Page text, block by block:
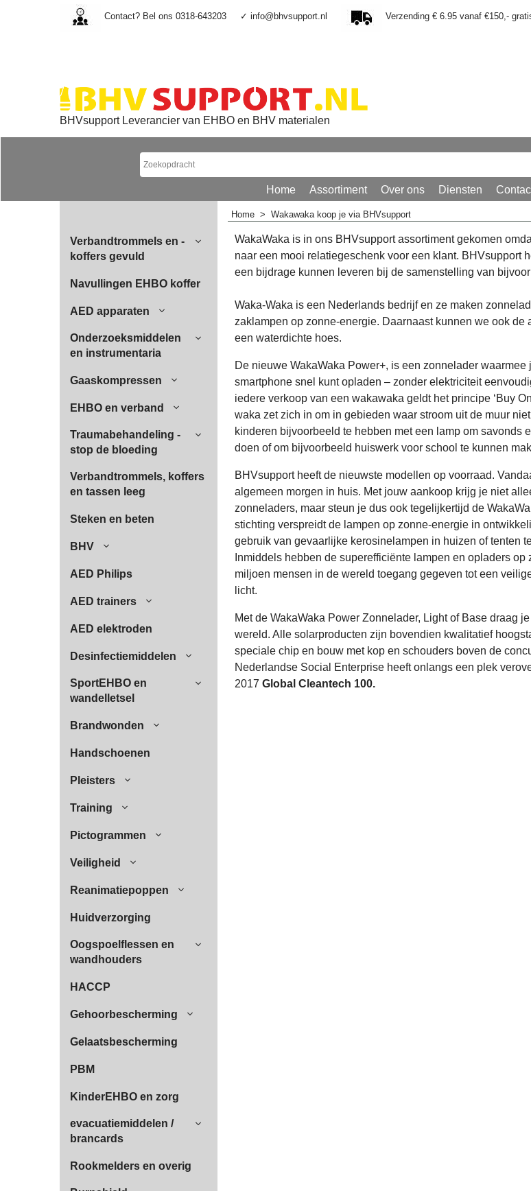
Contact? Bel ons 0318-643203 ✓ info@bhvsupport.nl Verzending € 6.95 vanaf €150,-
BHVsupport Leverancier van EHBO en BHV materialen
Home Assortiment Over ons Diensten
Verbandtrommels en -
koffers gevuld
Navullingen EHBO koffer
AED apparaten
Onderzoeksmiddelen
en instrumentaria
Gaaskompressen
EHBO en verband
Traumabehandeling -
stop de bloeding
Verbandtrommels, koffers
en tassen leeg
Steken en beten
BHV
AED Philips
AED trainers
AED elektroden
Desinfectiemiddelen
SportEHBO en
wandelletsel
Brandwonden
Handschoenen
Pleisters
Training
Pictogrammen
Veiligheid
Reanimatiepoppen
Huidverzorging
Oogspoelflessen en
wandhouders
HACCP
Gehoorbescherming
Gelaatsbescherming
PBM
KinderEHBO en zorg
evacuatiemiddelen /
brancards
Rookmelders en overig
Home > Wakawaka koop je via BHVsupport
WakaWaka is in ons BHVsupport assortiment gekomen
naar een mooi relatiegeschenk voor een klant. BHVsupport
een bijdrage kunnen leveren bij de samenstelling van
Waka-Waka is een Nederlands bedrijf en ze maken
zaklampen op zonne-energie. Daarnaast kunnen we ook de
een waterdichte hoes.
De nieuwe WakaWaka Power+, is een zonnelader waarmee
smartphone snel kunt opladen – zonder elektriciteit
iedere verkoop van een wakawaka geldt het principe ‘Buy
waka zet zich in om in gebieden waar stroom uit de muur
kinderen bijvoorbeeld te hebben met een lamp om savonds
doen of om bijvoorbeeld huiswerk voor school te kunnen
BHVsupport heeft de nieuwste modellen op voorraad.
algemeen morgen in huis. Met jouw aankoop krijg je niet
zonneladers, maar steun je dus ook tegelijkertijd de
stichting verspreidt de lampen op zonne-energie in
gebruik van gevaarlijke kerosinelampen in huizen of tenten
Inmiddels hebben de superefficiënte lampen en opladers op
miljoen mensen in de wereld toegang gegeven tot een
licht.
Met de WakaWaka Power Zonnelader, Light of Base draag
wereld. Alle solarproducten zijn bovendien kwalitatief
speciale chip en bouw met kop en schouders boven de
Nederlandse Social Enterprise heeft onlangs een plek
2017 Global Cleantech 100.